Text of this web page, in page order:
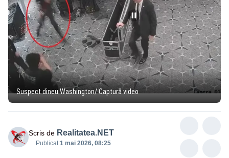
Suspect dineu Washington/ Captură video
Scris de Realitatea.NET
Publicat:1 mai 2026, 08:25